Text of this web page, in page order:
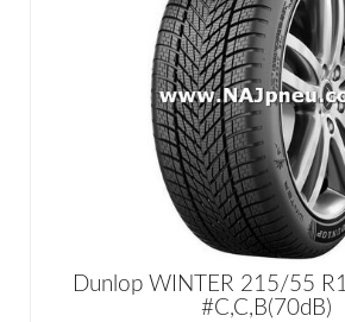
Dunlop WINTER 215/55
#C,C,B(70dB)